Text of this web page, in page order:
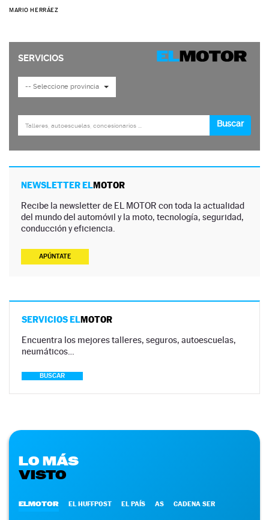
MARIO HERRÁEZ
NEWSLETTER ELMOTOR
Recibe la newsletter de EL MOTOR con toda la actualidad
del mundo del automóvil y la moto, tecnología, seguridad,
conducción y eficiencia.
APÚNTATE
SERVICIOS ELMOTOR
Encuentra los mejores talleres, seguros, autoescuelas,
neumáticos…
BUSCAR
LO MÁS
VISTO
ELMOTOR EL HUFFPOST EL PAÍS AS CADENA SER